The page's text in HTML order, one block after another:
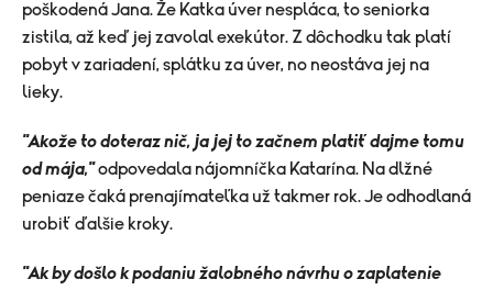
poškodená Jana. Že Katka úver nespláca, to seniorka
zistila, až keď jej zavolal exekútor. Z dôchodku tak platí
pobyt v zariadení, splátku za úver, no neostáva jej na
lieky.
"Akože to doteraz nič, ja jej to začnem platiť dajme tomu
od mája,"odpovedala nájomníčka Katarína. Na dlžné
peniaze čaká prenajímateľka už takmer rok. Je odhodlaná
urobiť ďalšie kroky.
"Ak by došlo k podaniu žalobného návrhu o zaplatenie